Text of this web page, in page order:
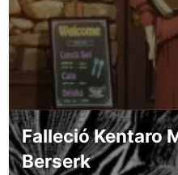
Falleció Kentaro
Berserk